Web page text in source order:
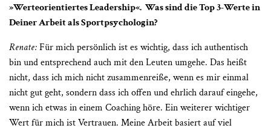
»Werteorientiertes Leadership«. Was sind die Top 3-Werte in
Deiner Arbeit als Sportpsychologin?
Renate:Für mich persönlich ist es wichtig, dass ich authentisch
bin und entsprechend auch mit den Leuten umgehe. Das heißt
nicht, dass ich mich nicht zusammenreiße, wenn es mir einmal
nicht gut geht, sondern dass ich offen und ehrlich darauf eingehe,
wenn ich etwas in einem Coaching höre. Ein weiterer wichtiger
Wert für mich ist Vertrauen. Meine Arbeit basiert auf viel